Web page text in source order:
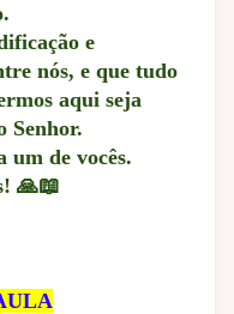
e
nós, e que tudo
aqui seja
Senhor.
um de vocês.
🙏📖